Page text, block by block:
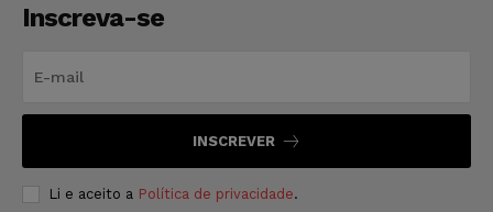
Inscreva-se
INSCREVER
Li e aceito a Política de privacidade.